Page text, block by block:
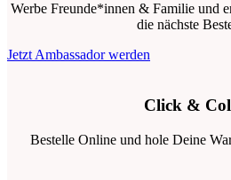
Werbe Freunde*innen & Familie und
die nächste
Jetzt Ambassador werden
Click &
Bestelle Online und hole Deine